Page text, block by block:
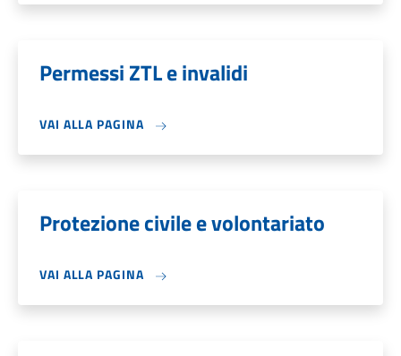
Permessi ZTL e invalidi
VAI ALLA PAGINA
Protezione civile e volontariato
VAI ALLA PAGINA